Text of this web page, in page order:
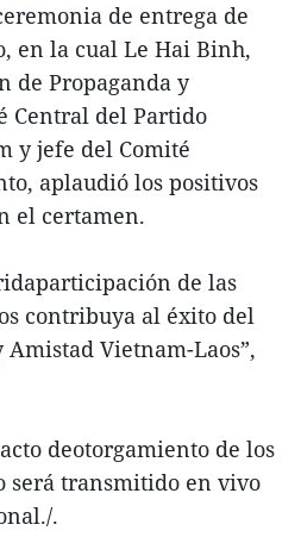
de entrega de
en la cual Le Hai Binh,
de Propaganda y
Central del Partido
y jefe del Comité
aplaudió los positivos
el certamen.
de las
contribuya al éxito del
Vietnam-Laos”,
deotorgamiento de los
será transmitido en vivo
.